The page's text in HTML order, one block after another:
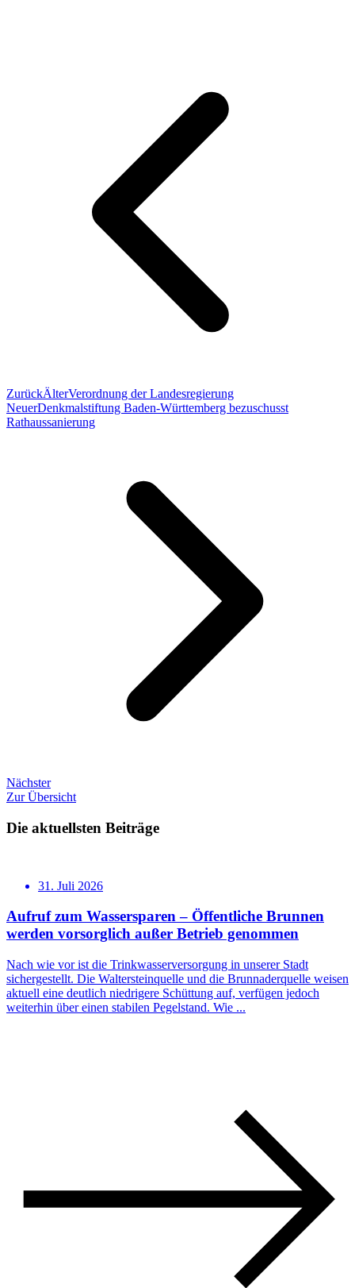
ZurückÄlterVerordnung der Landesregierung
NeuerDenkmalstiftung Baden-Württemberg bezuschusst
Rathaussanierung
Nächster
Zur Übersicht
Die aktuellsten Beiträge
31. Juli 2026
Aufruf zum Wassersparen – Öffentliche Brunnen
werden vorsorglich außer Betrieb genommen
Nach wie vor ist die Trinkwasserversorgung in unserer Stadt
sichergestellt. Die Waltersteinquelle und die Brunnaderquelle weisen
aktuell eine deutlich niedrigere Schüttung auf, verfügen jedoch
weiterhin über einen stabilen Pegelstand. Wie ...